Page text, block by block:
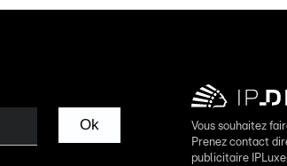
Ok
Vous souhaitez
Prenez contact
publicitaire